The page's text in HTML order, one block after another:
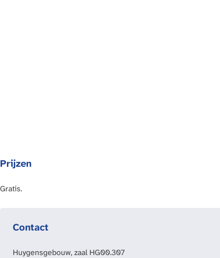
Prijzen
Gratis.
Contact
Huygensgebouw, zaal HG00.307